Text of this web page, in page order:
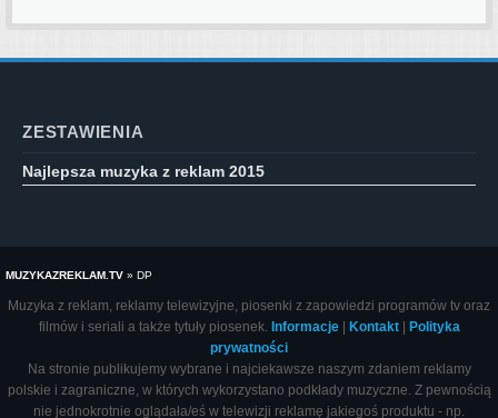
ZESTAWIENIA
Najlepsza muzyka z reklam 2015
MUZYKAZREKLAM.TV » DP
Muzyka z reklam, reklamy telewizyjne, piosenki z zapowiedzi programów tv oraz
filmów i seriali a także tytuły piosenek. Informacje| Kontakt|
Polityka
prywatności
Na stronie publikujemy wybrane i najciekawsze naszym zdaniem reklamy
polskie i zagraniczne, w których wykorzystano podkłady muzyczne. Z pewnością
nie jednokrotnie oglądała/eś w telewizji reklamę jakiegoś produktu - np.